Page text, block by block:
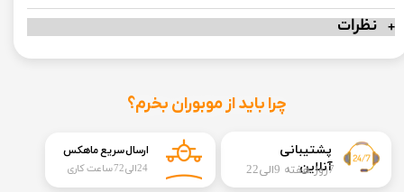
نظرات
​​پشتیبانی
آنلاین7روز هفته 9الی22
چرا باید از موبوران بخرم؟
ارسال سریع ماهکس
24الی72 ساعت کاری